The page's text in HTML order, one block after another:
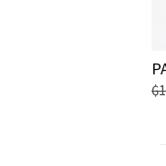
₲